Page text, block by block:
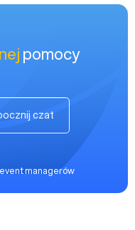
pomocy
czat
managerów